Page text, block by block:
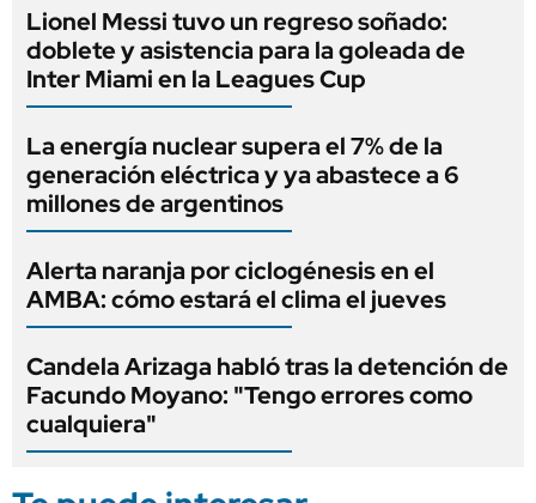
Lionel Messi tuvo un regreso soñado:
doblete y asistencia para la goleada de
Inter Miami en la Leagues Cup
La energía nuclear supera el 7% de la
generación eléctrica y ya abastece a 6
millones de argentinos
Alerta naranja por ciclogénesis en el
AMBA: cómo estará el clima el jueves
Candela Arizaga habló tras la detención de
Facundo Moyano: "Tengo errores como
cualquiera"